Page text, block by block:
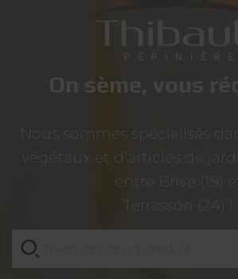
On sème, vous
Nous sommes spécialisés
végétaux et d’articles de
entre Brive (19) et
Terrasson (24) !